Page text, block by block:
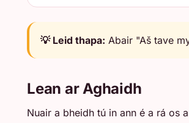
💡 Leid thapa: Abair "Aš tave
Lean ar Aghaidh
Nuair a bheidh tú in ann é a rá os